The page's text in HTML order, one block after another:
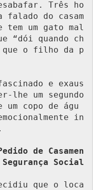
Três ho
do casam
um gato mal
“dói quando ch
que o filho da p
e exaus
lhe um segundo
copo de águ
in
de Casamen
Social
que o loca